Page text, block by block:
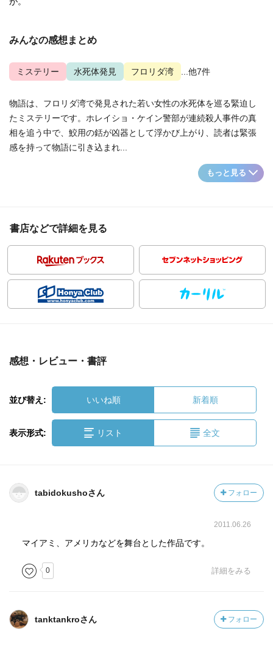
みんなの感想まとめ
ミステリー 水死体発見 フロリダ湾 ...他7件
物語は、フロリダ湾で発見された若い女性の水死体を巡る緊迫し
たミステリーです。ホレイショ・ケイン警部が連続殺人事件の真
相を追う中で、鮫用の銛が凶器として浮かび上がり、読者は緊張
感を持って物語に引き込まれ...
もっと見る
書店などで詳細を見る
感想・レビュー・書評
並び替え: いいね順 新着順
表示形式: リスト 全文
tabidokushoさん フォロー
2011.06.26
マイアミ、アメリカなどを舞台とした作品です。
0 詳細をみる
tanktankroさん フォロー